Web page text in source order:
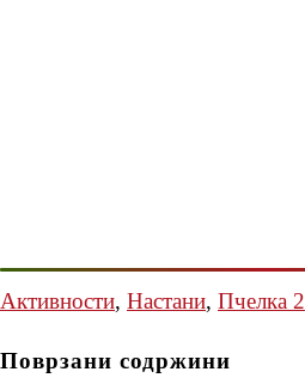
Активности, Настани, Пчелка 2
Поврзани содржини